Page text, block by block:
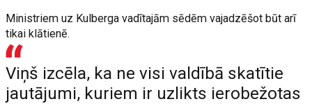
Ministriem uz Kulberga vadītajām sēdēm vajadzēšot būt arī
tikai klātienē.
Viņš izcēla, ka ne visi valdībā skatītie
jautājumi, kuriem ir uzlikts ierobežotas